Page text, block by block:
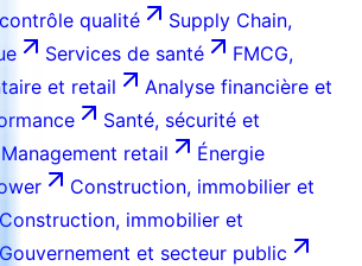
qualité
Supply Chain,
Services de santé
FMCG,
et retail
Analyse financière et
Santé, sécurité et
Management retail
Énergie
Construction, immobilier et
Construction, immobilier et
Gouvernement et secteur public